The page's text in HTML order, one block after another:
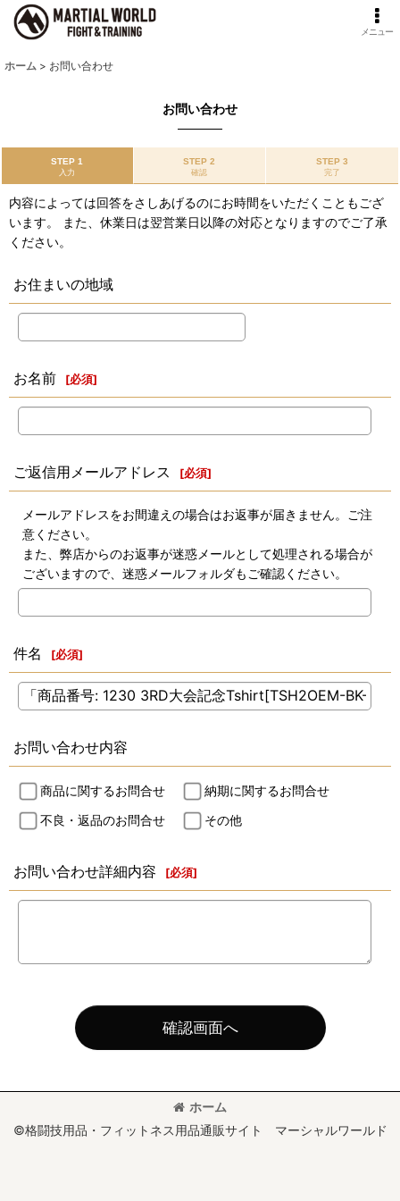
メニュー
ホーム > お問い合わせ
お問い合わせ
STEP 1
入力
STEP 2
確認
STEP 3
完了
内容によっては回答をさしあげるのにお時間をいただくこともござ
います。 また、休業日は翌営業日以降の対応となりますのでご了承
ください。
お住まいの地域
お名前 [必須]
ご返信用メールアドレス [必須]
メールアドレスをお間違えの場合はお返事が届きません。ご注
意ください。
また、弊店からのお返事が迷惑メールとして処理される場合が
ございますので、迷惑メールフォルダもご確認ください。
件名 [必須]
お問い合わせ内容
商品に関するお問合せ
納期に関するお問合せ
不良・返品のお問合せ
その他
お問い合わせ詳細内容 [必須]
確認画面へ
ホーム
©格闘技用品・フィットネス用品通販サイト マーシャルワールド